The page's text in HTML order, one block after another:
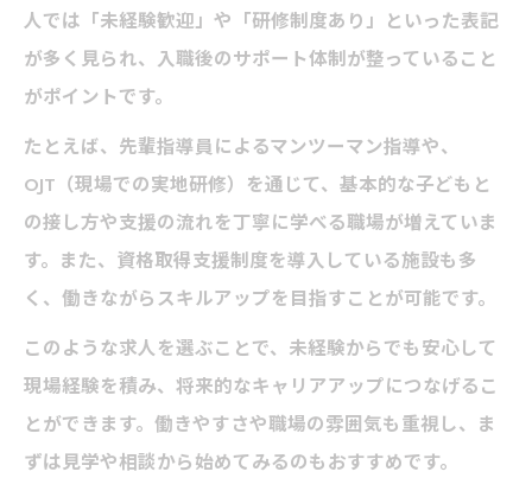
人では「未経験歓迎」や「研修制度あり」といった表記
が多く見られ、入職後のサポート体制が整っていること
がポイントです。
たとえば、先輩指導員によるマンツーマン指導や、
OJT（現場での実地研修）を通じて、基本的な子どもと
の接し方や支援の流れを丁寧に学べる職場が増えていま
す。また、資格取得支援制度を導入している施設も多
く、働きながらスキルアップを目指すことが可能です。
このような求人を選ぶことで、未経験からでも安心して
現場経験を積み、将来的なキャリアアップにつなげるこ
とができます。働きやすさや職場の雰囲気も重視し、ま
ずは見学や相談から始めてみるのもおすすめです。